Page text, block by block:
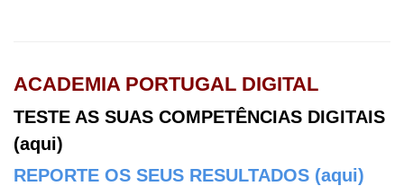
ACADEMIA PORTUGAL DIGITAL
TESTE AS SUAS COMPETÊNCIAS DIGITAIS
(aqui)
REPORTE OS SEUS RESULTADOS (aqui)